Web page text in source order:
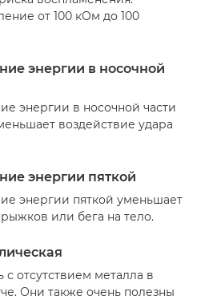
от 100 кОм до 100
энергии в носочной
энергии в носочной части
воздействие удара
энергии пяткой
энергии пяткой уменьшает
или бега на тело.
с отсутствием металла в
Они также очень полезны